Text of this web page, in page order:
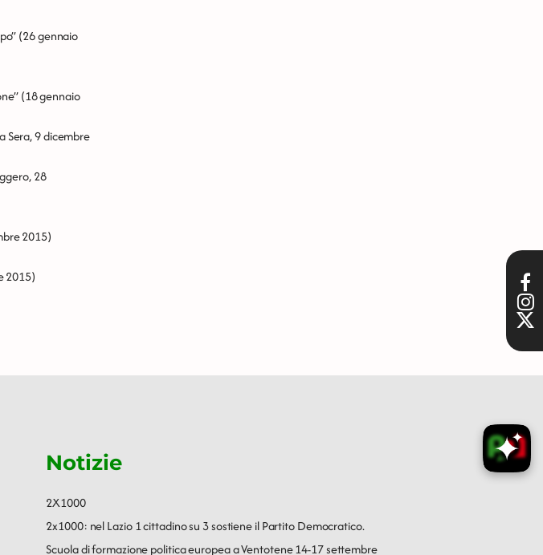
(26 gennaio
(18 gennaio
Sera, 9 dicembre
28
2015)
2015)
Notizie
2X1000
2x1000: nel Lazio 1 cittadino su 3 sostiene il Partito Democratico.
Scuola di formazione politica europea a Ventotene 14-17 settembre